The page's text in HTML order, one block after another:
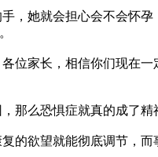
，她就会担心会不会怀孕
位家长，相信你们现在
那么恐惧症就真的成了精
欲望就能彻底调节，而